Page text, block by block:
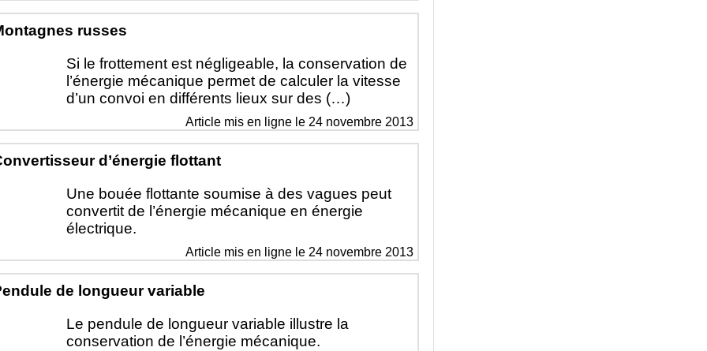
russes
Si le frottement est négligeable, la conservation de
l’énergie mécanique permet de calculer la vitesse
d’un convoi en différents lieux sur des (…)
Article mis en ligne le24 novembre 2013
d’énergie flottant
Une bouée flottante soumise à des vagues peut
convertit de l’énergie mécanique en énergie
électrique.
Article mis en ligne le24 novembre 2013
de longueur variable
Le pendule de longueur variable illustre la
conservation de l’énergie mécanique.